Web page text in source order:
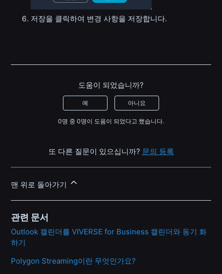
저장을 클릭하여 변경 사항을 저장합니다.
도움이 되었습니까?
예 아니요
0명 중 0명이 도움이 되었다고 했습니다.
또 다른 질문이 있으십니까? 문의 등록
맨 위로 돌아가기
관련 문서
Outlook 캘린더를 VIVERSE for Business 캘린더와 동기 화
하기
Polygon Streaming이란 무엇인가요?